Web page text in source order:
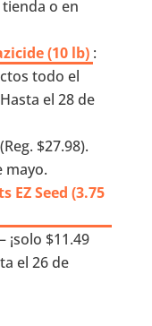
o en
(10 lb) :
todo el
el 28 de
$27.98).
mayo.
Seed (3.75
¡solo $11.49
el 26 de